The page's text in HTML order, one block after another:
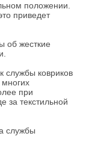
положении.
приведет
об жесткие
службы ковриков
многих
при
за текстильной
службы